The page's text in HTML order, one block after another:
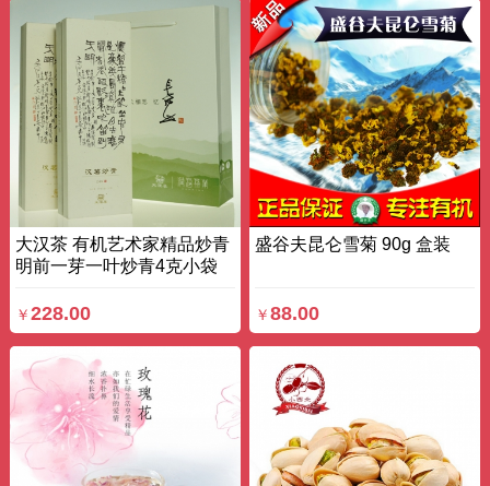
大汉茶 有机艺术家精品炒青
明前一芽一叶炒青4克小袋
￥ 228.00
盛谷夫昆仑雪菊 90g 盒装
￥88.00